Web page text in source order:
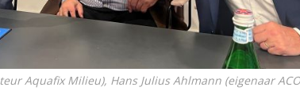
Aquafix Milieu), Hans Julius Ahlmann (eigenaar